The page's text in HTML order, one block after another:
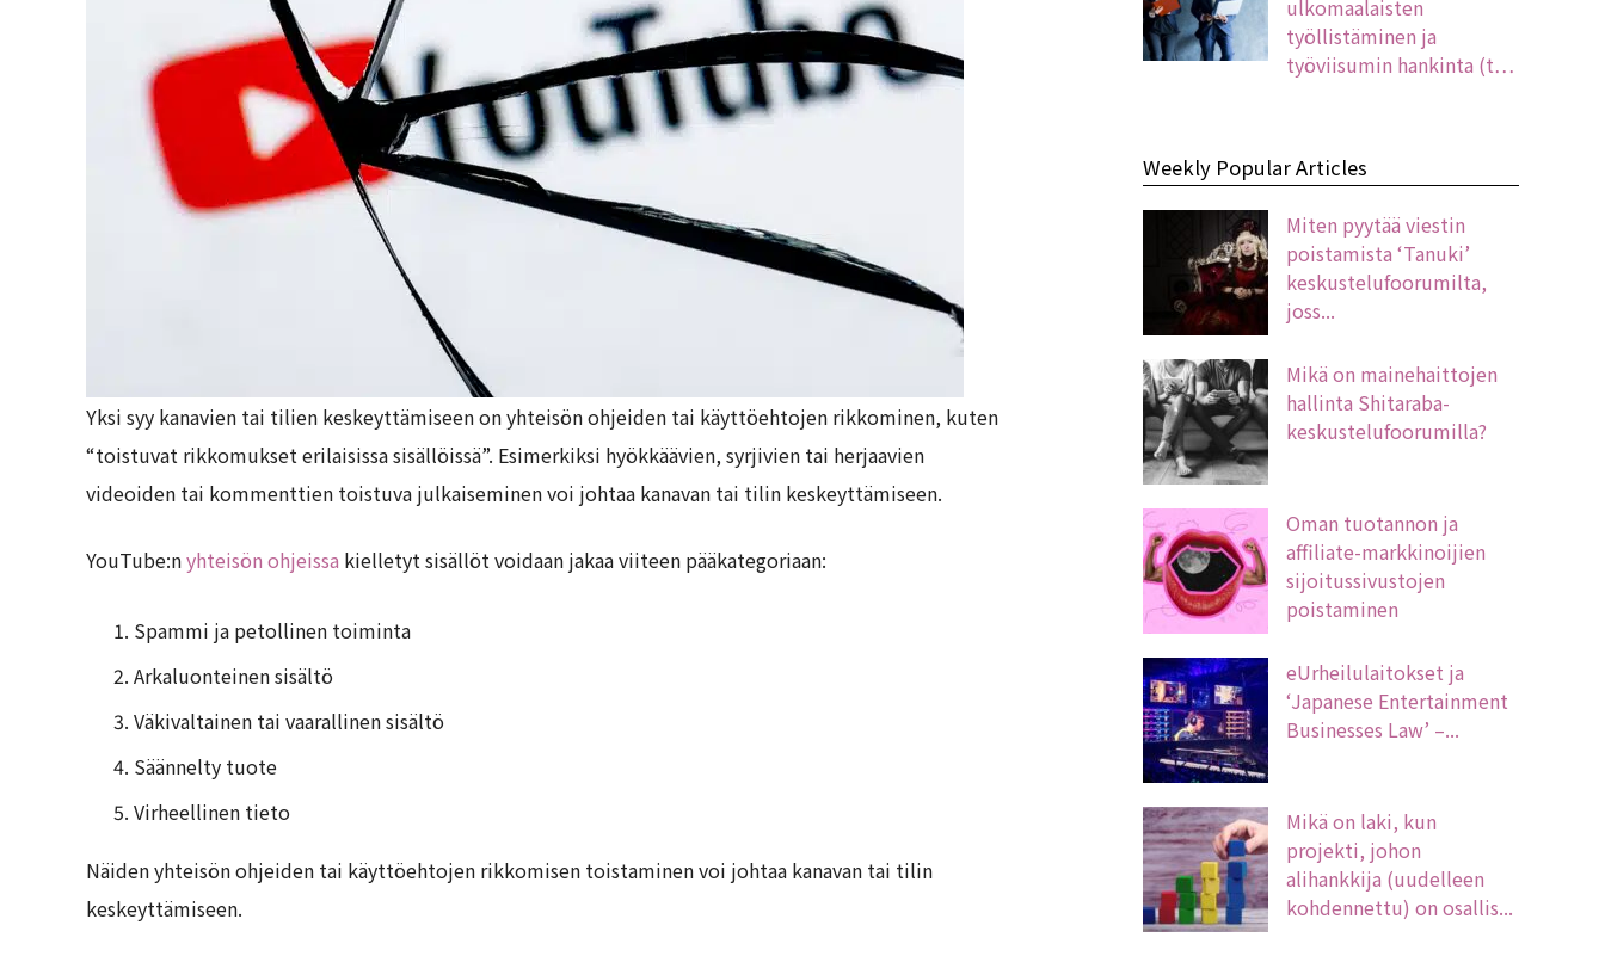
Yksi syy kanavien tai tilien keskeyttämiseen on yhteisön ohjeiden tai käyttöehtojen rikkominen, kuten
“toistuvat rikkomukset erilaisissa sisällöissä”. Esimerkiksi hyökkäävien, syrjivien tai herjaavien
videoiden tai kommenttien toistuva julkaiseminen voi johtaa kanavan tai tilin keskeyttämiseen.
YouTube:nyhteisön ohjeissa kielletyt sisällöt voidaan jakaa viiteen pääkategoriaan:
Spammi ja petollinen toiminta
Arkaluonteinen sisältö
Väkivaltainen tai vaarallinen sisältö
Säännelty tuote
Virheellinen tieto
Näiden yhteisön ohjeiden tai käyttöehtojen rikkomisen toistaminen voi johtaa kanavan tai tilin
keskeyttämiseen.
ulkomaalaisten
työllistäminen ja
työviisumin hankinta (t…
Weekly Popular Articles
Miten pyytää viestin
poistamista ‘Tanuki’
keskustelufoorumilta,
joss...
Mikä on mainehaittojen
hallinta Shitaraba-
keskustelufoorumilla?
Oman tuotannon ja
affiliate-markkinoijien
sijoitussivustojen
poistaminen
eUrheilulaitokset ja
‘Japanese Entertainment
Businesses Law’ –...
Mikä on laki, kun
projekti, johon
alihankkija (uudelleen
kohdennettu) on osallis...